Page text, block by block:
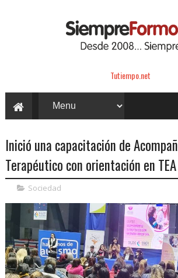
Tutiempo.net
Inició una capacitación de
Terapéutico con orientación en TEA
Sociedad